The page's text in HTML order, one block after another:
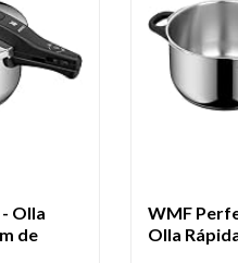
Olla
de
WMF
Olla